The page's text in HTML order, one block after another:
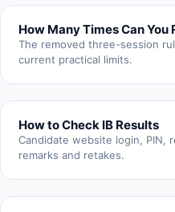
How Many Times Can You
The removed three-session
current practical limits.
How to Check IB Results
Candidate website login, PIN,
remarks and retakes.